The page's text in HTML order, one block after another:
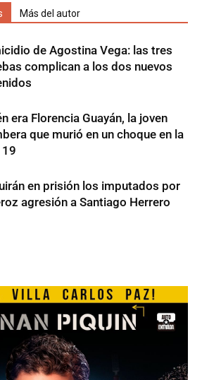
Más del autor
de Agostina Vega: las tres
complican a los dos nuevos
era Florencia Guayán, la joven
que murió en un choque en la
en prisión los imputados por
agresión a Santiago Herrero